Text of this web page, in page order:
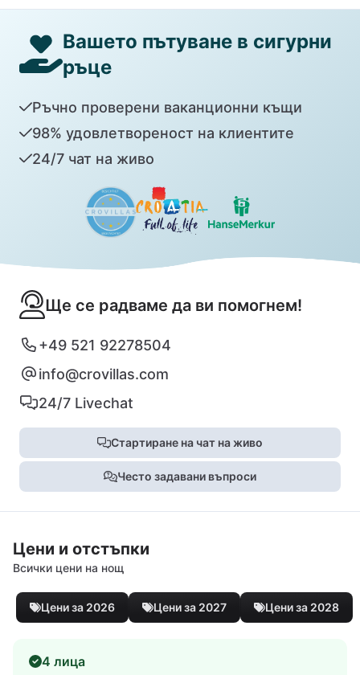
Вашето пътуване в сигурни
ръце
Ръчно проверени ваканционни къщи
98% удовлетвореност на клиентите
24/7 чат на живо
Ще се радваме да ви помогнем!
+49 521 92278504
info@crovillas.com
24/7 Livechat
Стартиране на чат на живо
Често задавани въпроси
Цени и отстъпки
Всички цени на нощ
Цени за 2026 Цени за 2027 Цени за 2028
4 лица